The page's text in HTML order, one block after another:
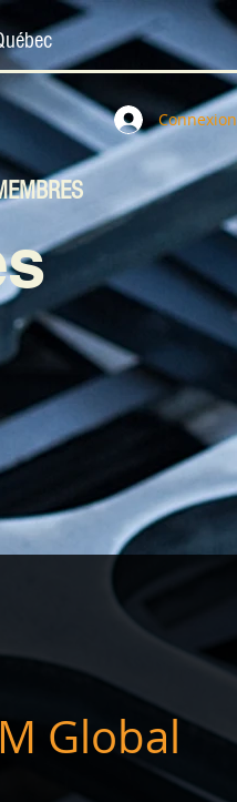
Connexion
Global